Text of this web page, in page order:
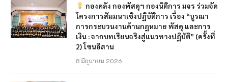
กองคลัง กองพัสดุฯ กองนิติการ มจร ร่วมจัด
โครงการสัมมนาเชิงปฏิบัติการ เรื่อง “บูรณา
การกระบวนงานด้านกฎหมาย พัสดุ และการ
เงิน : จากบทเรียนจริงสู่แนวทางปฏิบัติ” (ครั้งที่
2) โซนอีสาน
8 มิถุนายน 2026